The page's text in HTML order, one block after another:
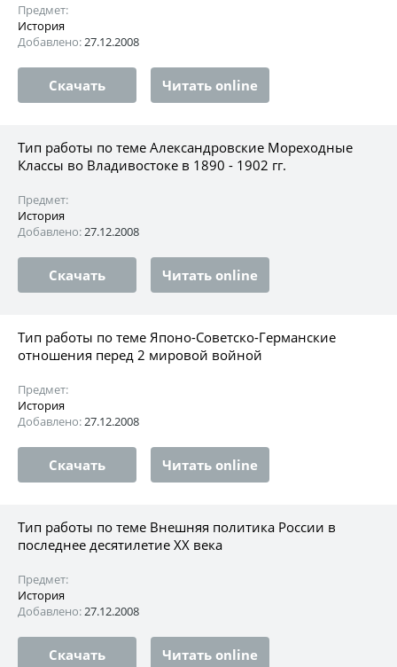
Предмет:
История
Добавлено:27.12.2008
Скачать Читать online
Тип работы по теме Александровские Мореходные
Классы во Владивостоке в 1890 - 1902 гг.
Предмет:
История
Добавлено:27.12.2008
Скачать Читать online
Тип работы по теме Японо-Советско-Германские
отношения перед 2 мировой войной
Предмет:
История
Добавлено:27.12.2008
Скачать Читать online
Тип работы по теме Внешняя политика России в
последнее десятилетие XX века
Предмет:
История
Добавлено:27.12.2008
Скачать Читать online